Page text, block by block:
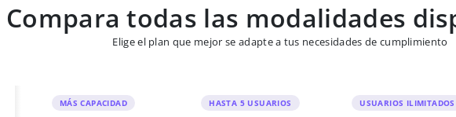
Compara todas las modalidades
Elige el plan que mejor se adapte a tus necesidades de cumplimiento
MÁS CAPACIDAD HASTA 5 USUARIOS USUARIOS ILIMITADOS